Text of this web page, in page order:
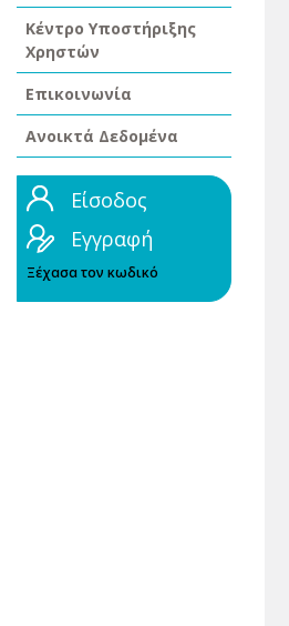
Κέντρο Υποστήριξης
Χρηστών
Επικοινωνία
Ανοικτά Δεδομένα
Είσοδος
Εγγραφή
Ξέχασα τον κωδικό